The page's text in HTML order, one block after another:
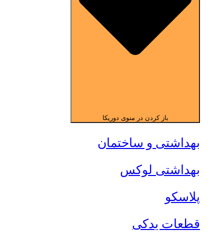
باز کردن در منوی دوریکا
بهداشتی و ساختمان
بهداشتی لوکس
پلاسکو
قطعات یدکی